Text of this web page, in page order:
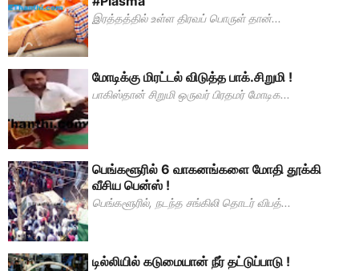
இரத்தத்தில் உள்ள திரவப் பொருள் தான்...
மோடிக்கு மிரட்டல் விடுத்த பாக்.சிறுமி !
பாகிஸ்தான் சிறுமி ஒருவர் பிரதமர் மோடிக...
பெங்களூரில் 6 வாகனங்களை மோதி தூக்கி
வீசிய பென்ஸ் !
பெங்களூரில், நடந்த சங்கிலி தொடர் விபத்...
டில்லியில் கடுமையான் நீர் தட்டுப்பாடு !